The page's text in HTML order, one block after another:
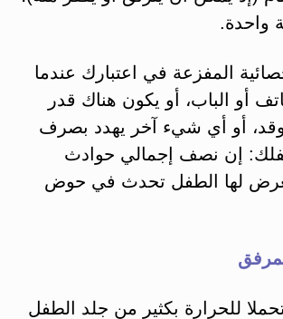
واحدة.
المفزعة في اعتبارك عندما
أو الباب، أو يكون هناك قدر
أو أي شيء آخر يهدد بصرف
إن نصف إجمالي حوادث
لها الطفل تحدث في حوض
للحرارة بكثير من جلد الطفل